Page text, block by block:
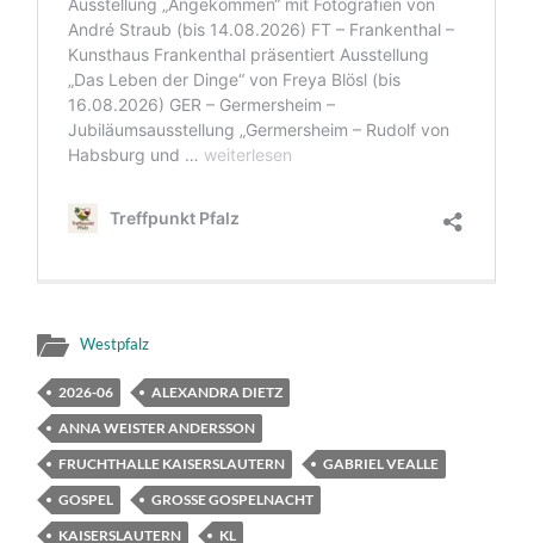
Westpfalz
2026-06
ALEXANDRA DIETZ
ANNA WEISTER ANDERSSON
FRUCHTHALLE KAISERSLAUTERN
GABRIEL VEALLE
GOSPEL
GROSSE GOSPELNACHT
KAISERSLAUTERN
KL